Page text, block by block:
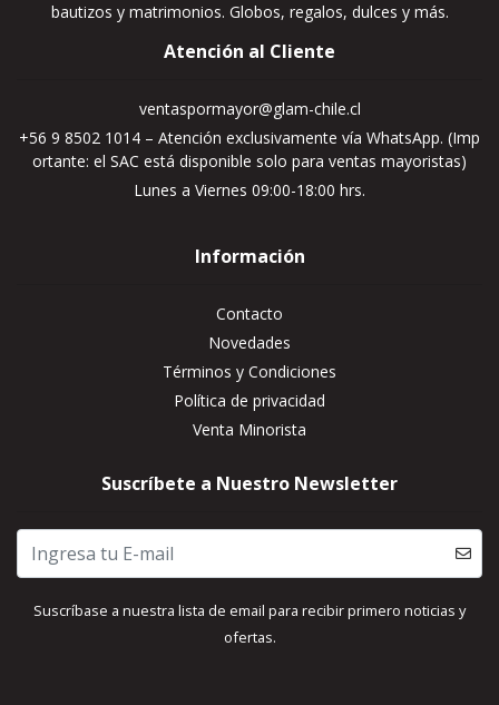
bautizos y matrimonios. Globos, regalos, dulces y más.
Atención al Cliente
ventaspormayor@glam-chile.cl
+56 9 8502 1014 – Atención exclusivamente vía WhatsApp. (Imp
ortante: el SAC está disponible solo para ventas mayoristas)
Lunes a Viernes 09:00-18:00 hrs.
Información
Contacto
Novedades
Términos y Condiciones
Política de privacidad
Venta Minorista
Suscríbete a Nuestro Newsletter
Suscríbase a nuestra lista de email para recibir primero noticias y
ofertas.